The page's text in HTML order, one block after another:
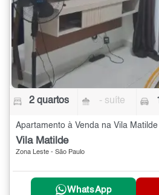
2 quartos - suíte
Apartamento à Venda na Vila
Vila Matilde
Zona Leste - São Paulo
WhatsApp